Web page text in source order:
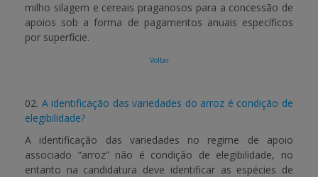
milho silagem e cereais praganosos para a concessão de
apoios sob a forma de pagamentos anuais específicos
por superfície.
Voltar
02. A identificação das variedades do arroz é condição de
elegibilidade?
A identificação das variedades no regime de apoio
associado “arroz” não é condição de elegibilidade, no
entanto na candidatura deve identificar as espécies de